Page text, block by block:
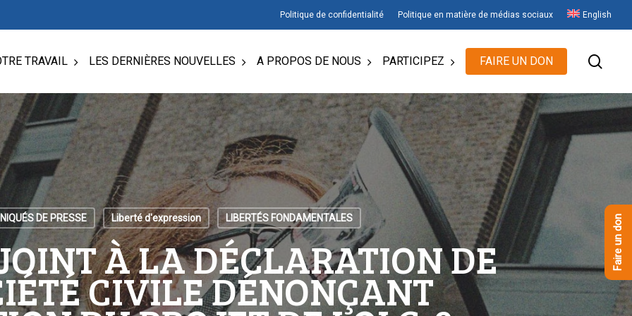
Politique de confidentialité Politique en matière de médias sociaux English
TRAVAIL LES DERNIÈRES NOUVELLES A PROPOS DE NOUS PARTICIPEZ FAIRE UN DON
DE PRESSE Liberté d'expression LIBERTÉS FONDAMENTALES
À LA DÉCLARATION DE
CIVILE DÉNONÇANT
Faire un don